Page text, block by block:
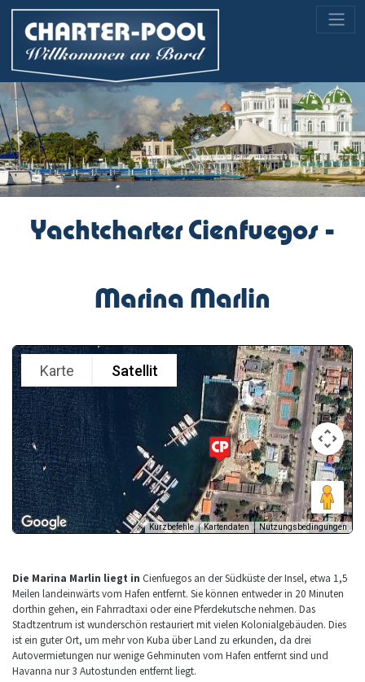
Previous Next
Yachtcharter Cienfuegos -
Marina Marlin
Die Marina Marlin liegt in Cienfuegos an der Südküste der Insel, etwa 1,5
Meilen landeinwärts vom Hafen entfernt. Sie können entweder in 20 Minuten
dorthin gehen, ein Fahrradtaxi oder eine Pferdekutsche nehmen. Das
Stadtzentrum ist wunderschön restauriert mit vielen Kolonialgebäuden. Dies
ist ein guter Ort, um mehr von Kuba über Land zu erkunden, da drei
Autovermietungen nur wenige Gehminuten vom Hafen entfernt sind und
Havanna nur 3 Autostunden entfernt liegt.